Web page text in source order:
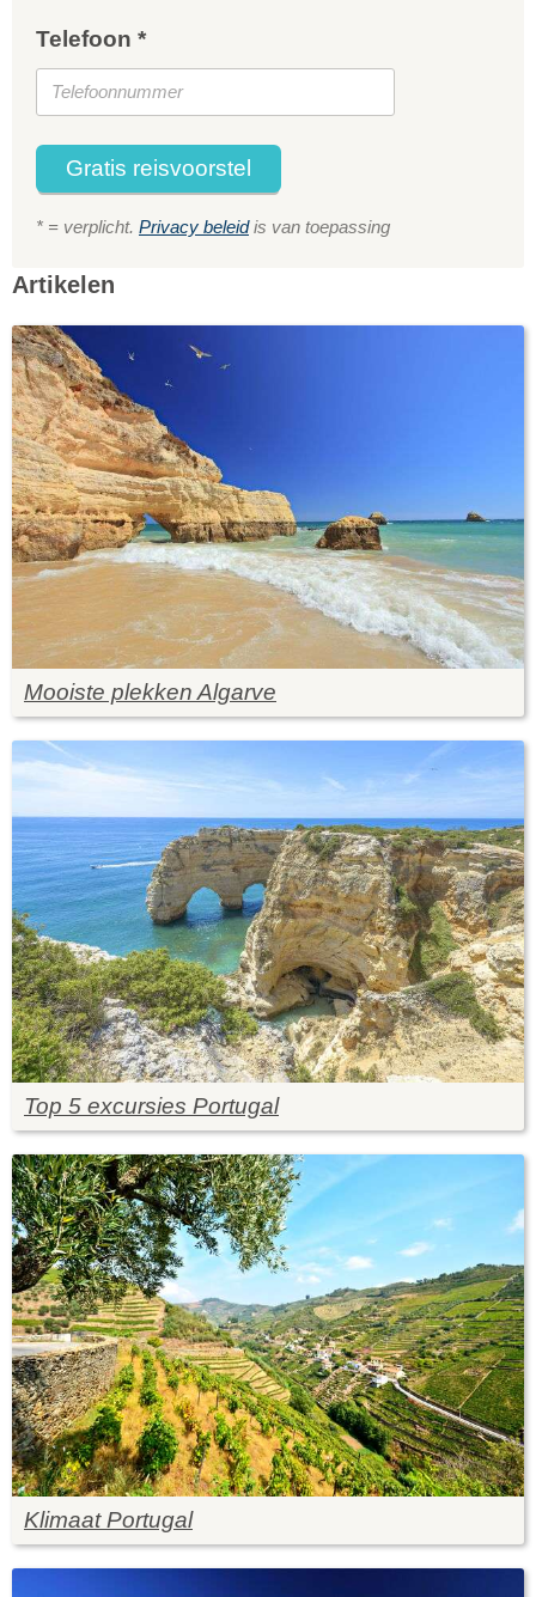
Telefoon *
Gratis reisvoorstel
* = verplicht. Privacy beleidis van toepassing
Artikelen
Mooiste plekken Algarve
Top 5 excursies Portugal
Klimaat Portugal